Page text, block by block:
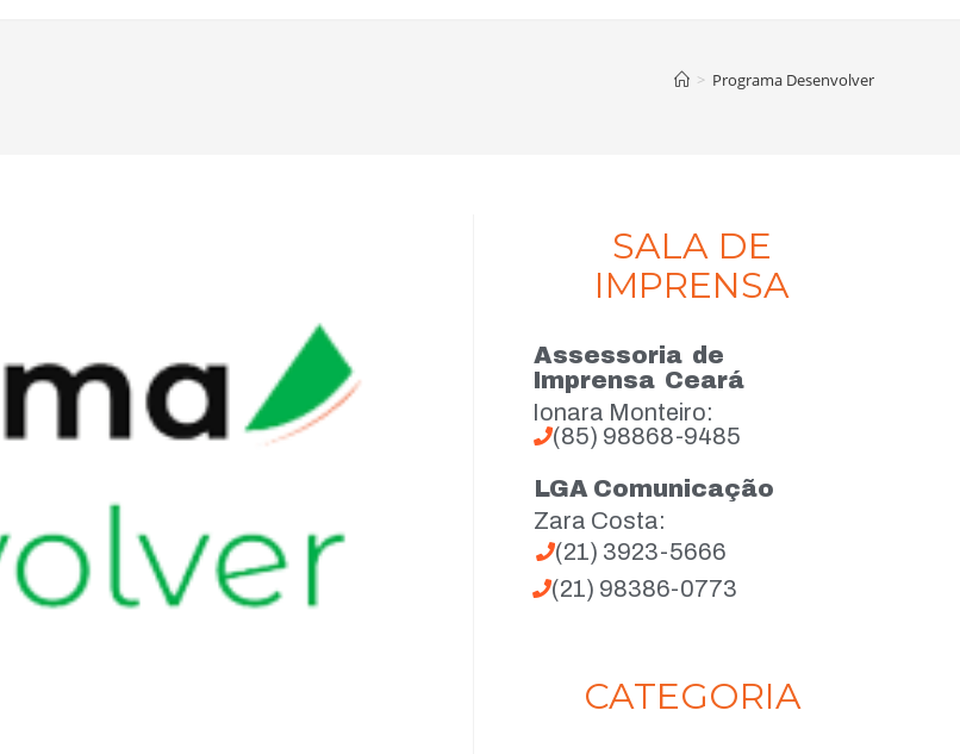
> Programa Desenvolver
SALA DE
IMPRENSA
Assessoria de
Imprensa Ceará
Ionara Monteiro:
(85) 98868-9485
LGA Comunicação
Zara Costa:
(21) 3923-5666
(21) 98386-0773
CATEGORIA